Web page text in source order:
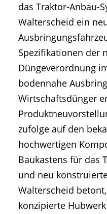
das Traktor-Anbau-
Walterscheid ein
Spezifikationen der
Düngeverordnung
bodennahe
Wirtschaftsdünger
zufolge auf den
hochwertigen
Baukastens für das
und neu
Walterscheid
konzipierte